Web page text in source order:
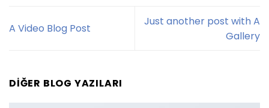
A Video Blog Post
Just another post with A
Gallery
DIĞER BLOG YAZILARI